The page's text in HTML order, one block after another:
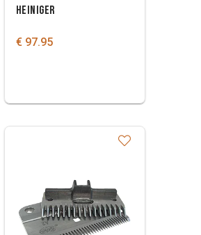
HEINIGER
€ 97.95